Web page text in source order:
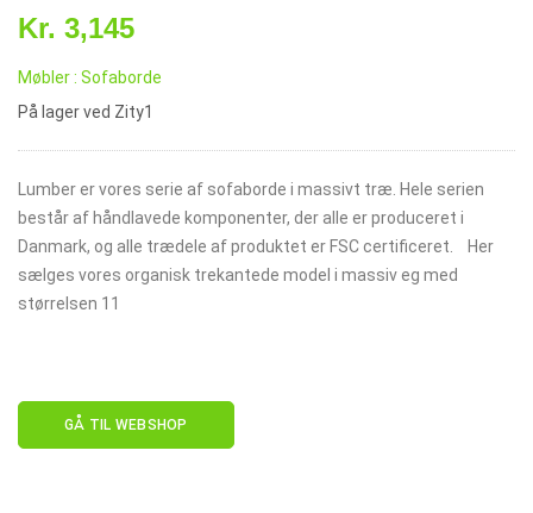
Kr. 3,145
Møbler : Sofaborde
På lager ved Zity1
Lumber er vores serie af sofaborde i massivt træ. Hele serien
består af håndlavede komponenter, der alle er produceret i
Danmark, og alle trædele af produktet er FSC certificeret. Her
sælges vores organisk trekantede model i massiv eg med
størrelsen 11
GÅ TIL WEBSHOP